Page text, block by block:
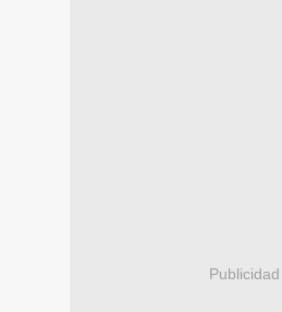
Publicidad